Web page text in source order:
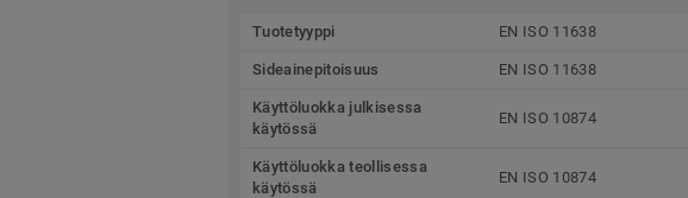
Tuotetyyppi EN ISO 11638
Sideainepitoisuus EN ISO 11638
Käyttöluokka julkisessa
käytössä
EN ISO 10874
Käyttöluokka teollisessa
käytössä
EN ISO 10874